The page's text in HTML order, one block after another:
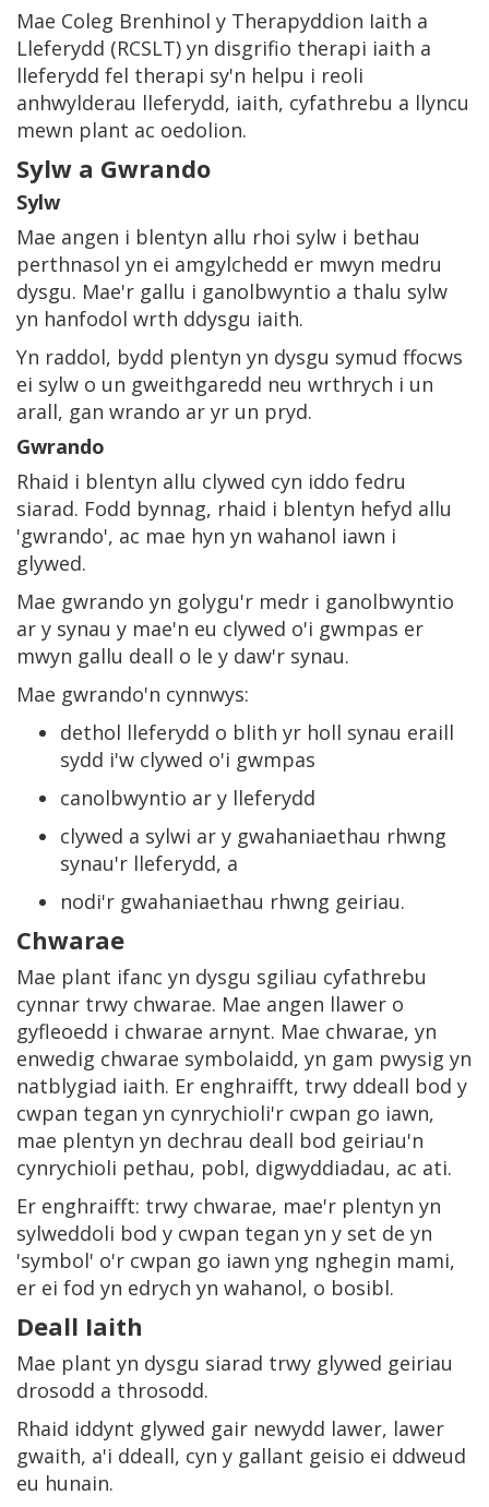
Mae Coleg Brenhinol y Therapyddion Iaith a
Lleferydd (RCSLT) yn disgrifio therapi iaith a
lleferydd fel therapi sy'n helpu i reoli
anhwylderau lleferydd, iaith, cyfathrebu a llyncu
mewn plant ac oedolion.
Sylw a Gwrando
Sylw
Mae angen i blentyn allu rhoi sylw i bethau
perthnasol yn ei amgylchedd er mwyn medru
dysgu. Mae'r gallu i ganolbwyntio a thalu sylw
yn hanfodol wrth ddysgu iaith.
Yn raddol, bydd plentyn yn dysgu symud ffocws
ei sylw o un gweithgaredd neu wrthrych i un
arall, gan wrando ar yr un pryd.
Gwrando
Rhaid i blentyn allu clywed cyn iddo fedru
siarad. Fodd bynnag, rhaid i blentyn hefyd allu
'gwrando', ac mae hyn yn wahanol iawn i
glywed.
Mae gwrando yn golygu'r medr i ganolbwyntio
ar y synau y mae'n eu clywed o'i gwmpas er
mwyn gallu deall o le y daw'r synau.
Mae gwrando'n cynnwys:
dethol lleferydd o blith yr holl synau eraill
sydd i'w clywed o'i gwmpas
canolbwyntio ar y lleferydd
clywed a sylwi ar y gwahaniaethau rhwng
synau'r lleferydd, a
nodi'r gwahaniaethau rhwng geiriau.
Chwarae
Mae plant ifanc yn dysgu sgiliau cyfathrebu
cynnar trwy chwarae. Mae angen llawer o
gyfleoedd i chwarae arnynt. Mae chwarae, yn
enwedig chwarae symbolaidd, yn gam pwysig yn
natblygiad iaith. Er enghraifft, trwy ddeall bod y
cwpan tegan yn cynrychioli'r cwpan go iawn,
mae plentyn yn dechrau deall bod geiriau'n
cynrychioli pethau, pobl, digwyddiadau, ac ati.
Er enghraifft: trwy chwarae, mae'r plentyn yn
sylweddoli bod y cwpan tegan yn y set de yn
'symbol' o'r cwpan go iawn yng nghegin mami,
er ei fod yn edrych yn wahanol, o bosibl.
Deall Iaith
Mae plant yn dysgu siarad trwy glywed geiriau
drosodd a throsodd.
Rhaid iddynt glywed gair newydd lawer, lawer
gwaith, a'i ddeall, cyn y gallant geisio ei ddweud
eu hunain.